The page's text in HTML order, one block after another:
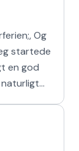
Og
en god